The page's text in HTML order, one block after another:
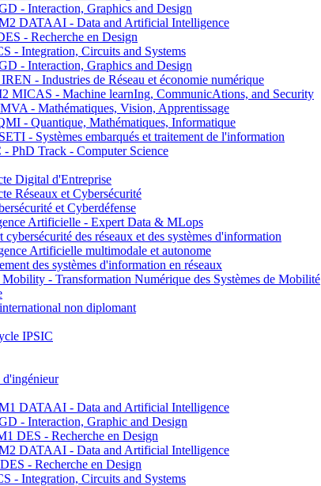
- Interaction, Graphics and Design
DATAAI - Data and Artificial Intelligence
- Recherche en Design
- Integration, Circuits and Systems
- Interaction, Graphics and Design
- Industries de Réseau et économie numérique
MICAS - Machine learnIng, CommunicAtions, and Security
- Mathématiques, Vision, Apprentissage
- Quantique, Mathématiques, Informatique
- Systèmes embarqués et traitement de l'information
PhD Track - Computer Science
Digital d'Entreprise
Réseaux et Cybersécurité
et Cyberdéfense
Artificielle - Expert Data & MLops
des réseaux et des systèmes d'information
Artificielle multimodale et autonome
des systèmes d'information en réseaux
- Transformation Numérique des Systèmes de Mobilité
non diplomant
IPSIC
DATAAI - Data and Artificial Intelligence
- Interaction, Graphic and Design
DES - Recherche en Design
DATAAI - Data and Artificial Intelligence
- Recherche en Design
- Integration, Circuits and Systems